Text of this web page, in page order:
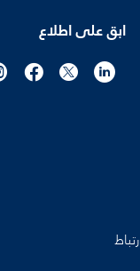
ابق على اطلاع